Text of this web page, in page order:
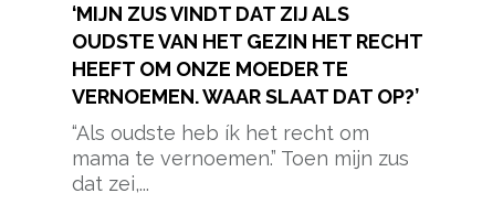
‘MIJN ZUS VINDT DAT ZIJ ALS
OUDSTE VAN HET GEZIN HET RECHT
HEEFT OM ONZE MOEDER TE
VERNOEMEN. WAAR SLAAT DAT OP?’
“Als oudste heb ík het recht om
mama te vernoemen.” Toen mijn zus
dat zei,...